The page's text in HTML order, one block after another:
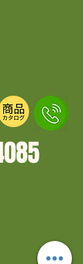
085